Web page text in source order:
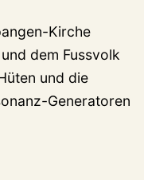
Kirche
dem Fussvolk
und die
Generatoren